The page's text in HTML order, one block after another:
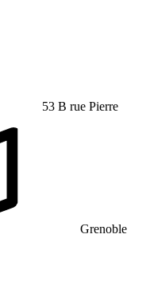
53 B rue Pierre
Grenoble